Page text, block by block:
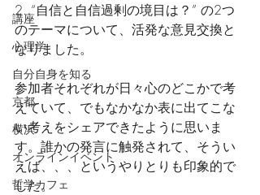
講座
心理学
自分自身を知る
京都
横浜
オンラインイベント
哲学カフェ
2. “自信と自信過剰の境目は？” の2つ
のテーマについて、活発な意見交換と
なりました。
参加者それぞれが日々心のどこかで考
えていて、でもなかなか表に出てこな
い考えをシェアできたように思いま
す。誰かの発言に触発されて、そうい
えば、、、というやりとりも印象的で
した。